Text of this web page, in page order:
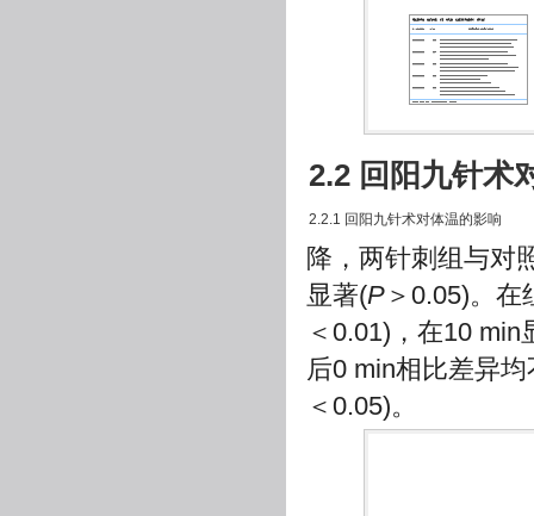
2.2 回阳九针术
2.2.1 回阳九针术对体温的影响
降，两针刺组与对
显著(P ＞0.05)。
＜0.01)，在10 min
后0 min相比差异
＜0.05)。